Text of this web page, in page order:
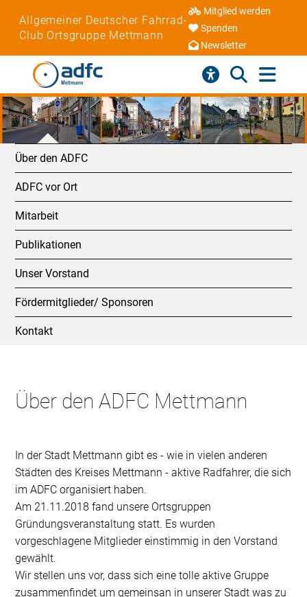
Allgemeiner Deutscher Fahrrad-
Club Ortsgruppe Mettmann
Mitglied werden
Spenden
Newsletter
Über den ADFC
ADFC vor Ort
Mitarbeit
Publikationen
Unser Vorstand
Fördermitglieder/ Sponsoren
Kontakt
Über den ADFC Mettmann
In der Stadt Mettmann gibt es - wie in vielen anderen
Städten des Kreises Mettmann - aktive Radfahrer, die sich
im ADFC organisiert haben.
Am 21.11.2018 fand unsere Ortsgruppen
Gründungsveranstaltung statt. Es wurden
vorgeschlagene Mitglieder einstimmig in den Vorstand
gewählt.
Wir stellen uns vor, dass sich eine tolle aktive Gruppe
zusammenfindet um gemeinsan in unserer Stadt was zu